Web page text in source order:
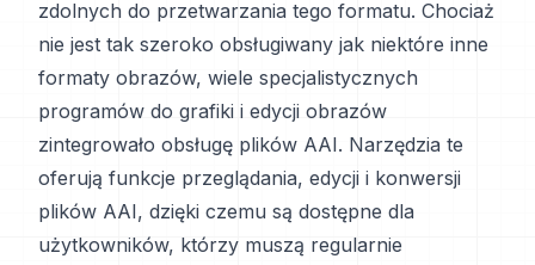
zdolnych do przetwarzania tego formatu. Chociaż
nie jest tak szeroko obsługiwany jak niektóre inne
formaty obrazów, wiele specjalistycznych
programów do grafiki i edycji obrazów
zintegrowało obsługę plików AAI. Narzędzia te
oferują funkcje przeglądania, edycji i konwersji
plików AAI, dzięki czemu są dostępne dla
użytkowników, którzy muszą regularnie